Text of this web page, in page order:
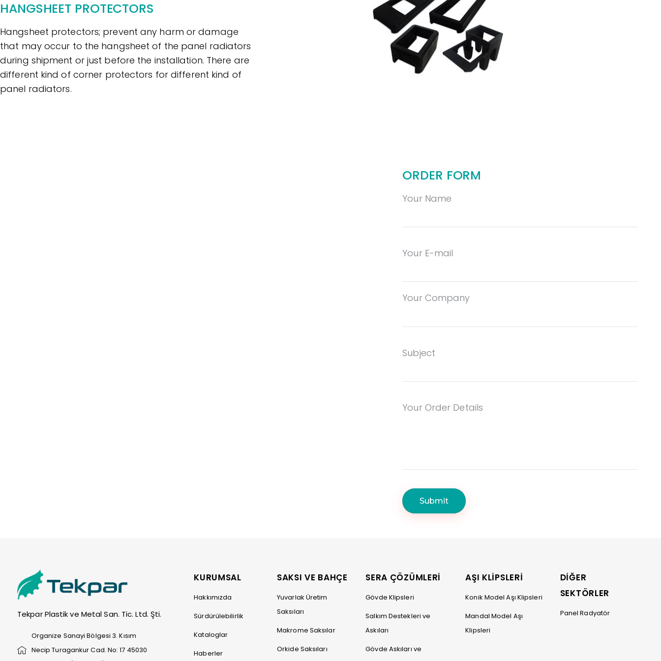
HANGSHEET PROTECTORS
Hangsheet protectors; prevent any harm or damage
that may occur to the hangsheet of the panel radiators
during shipment or just before the installation. There are
different kind of corner protectors for different kind of
panel radiators.
ORDER FORM
Your Name
Your E-mail
Your Company
Subject
Your Order Details
Tekpar Plastik ve Metal San. Tic. Ltd. Şti.
Organize Sanayi Bölgesi 3. Kısım
Necip Turagankur Cad. No: 17 45030
KURUMSAL
Hakkımızda
Sürdürülebilirlik
Kataloglar
Haberler
SAKSI VE BAHÇE
Yuvarlak Üretim
Saksıları
Makrome Saksılar
Orkide Saksıları
SERA ÇÖZÜMLERİ
Gövde Klipsleri
Salkım Destekleri ve
Askıları
Gövde Askıları ve
AŞI KLİPSLERİ
Konik Model Aşı Klipsleri
Mandal Model Aşı
Klipsleri
DİĞER
SEKTÖRLER
Panel Radyatör